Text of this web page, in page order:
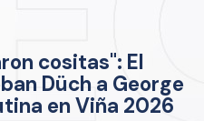
cositas": El
Düch a George
en Viña 2026